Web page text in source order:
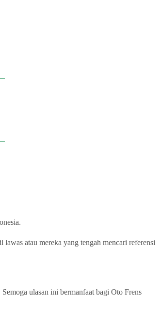
atau mereka yang tengah mencari referensi
ulasan ini bermanfaat bagi Oto Frens